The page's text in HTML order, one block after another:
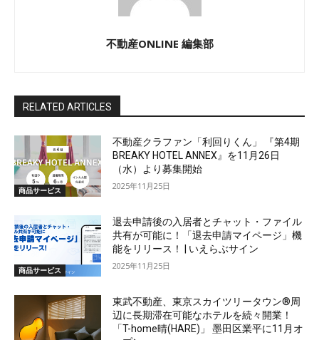
不動産ONLINE 編集部
RELATED ARTICLES
商品サービス
不動産クラファン「利回りくん」 『第4期
BREAKY HOTEL ANNEX』を11月26日
（水）より募集開始
2025年11月25日
商品サービス
退去申請後の入居者とチャット・ファイル
共有が可能に！「退去申請マイページ」機
能をリリース！ | いえらぶサイン
2025年11月25日
東武不動産、東京スカイツリータウン®周
辺に長期滞在可能なホテルを続々開業！
「T-home晴(HARE)」 墨田区業平に11月オ